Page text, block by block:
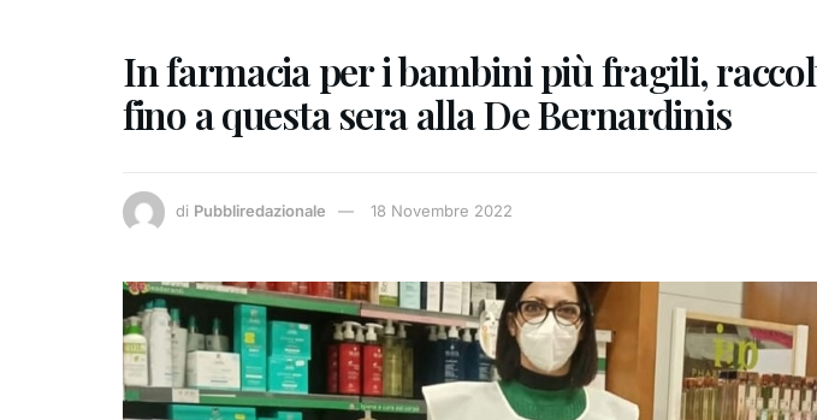
In farmacia per i bambini più fragili,
fino a questa sera alla De Bernardinis
di Pubbliredazionale 18 Novembre 2022